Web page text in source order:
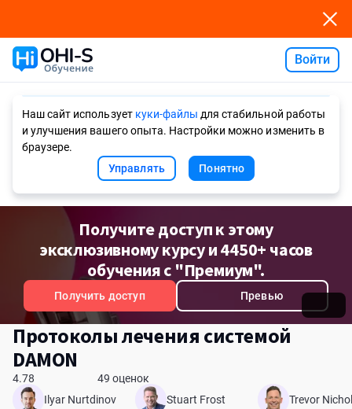
Войти
Наш сайт использует куки-файлы для стабильной работы
и улучшения вашего опыта. Настройки можно изменить в
браузере.
Управлять
Понятно
Получите доступ к этому
эксклюзивному курсу и 4450+ часов
обучения с "Премиум".
Получить доступ Превью
Протоколы лечения системой
DAMON
4.78
49 оценок
Ilyar Nurtdinov
Stuart Frost Trevor